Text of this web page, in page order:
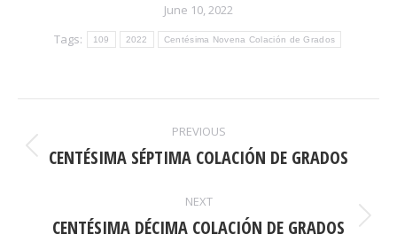
June 10, 2022
Tags:
109 2022 Centésima Novena Colación de Grados
NAVIGATION PREVIOUS
Previous
CENTÉSIMA SÉPTIMA COLACIÓN DE GRADOS
NEXT
Next
CENTÉSIMA DÉCIMA COLACIÓN DE GRADOS